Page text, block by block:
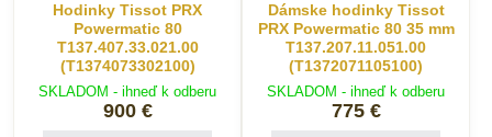
Hodinky Tissot PRX
Powermatic 80
T137.407.33.021.00
(T1374073302100)
SKLADOM - ihneď k odberu
900 €
Dámske hodinky Tissot
PRX Powermatic 80 35 mm
T137.207.11.051.00
(T1372071105100)
SKLADOM - ihneď k odberu
775 €